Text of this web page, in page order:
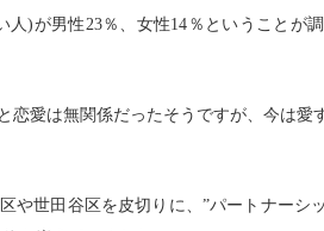
)が男性23％、女性14％ということが
愛は無関係だったそうですが、今は愛
や世田谷区を皮切りに、”パートナーシ